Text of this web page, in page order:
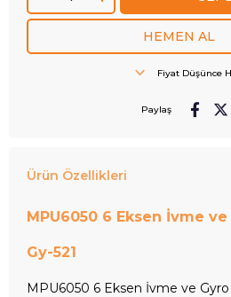
Fiyat Düşünce
Paylaş
Ürün Özellikleri
MPU6050 6 Eksen İvme
Gy-521
MPU6050 6 Eksen İvme ve